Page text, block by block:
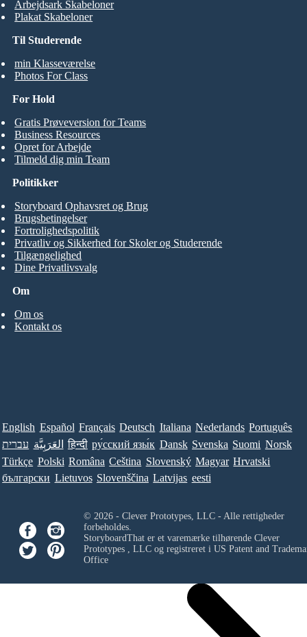
Til Studerende
min Klasseværelse
Photos For Class
Arbejdsark Skabeloner
Plakat Skabeloner
For Hold
Gratis Prøveversion for Teams
Business Resources
Opret for Arbejde
Tilmeld dig min Team
Om
Om os
Kontakt os
Politikker
Storyboard Ophavsret og Brug
Brugsbetingelser
Fortrolighedspolitik
Privatliv og Sikkerhed for Skoler og Studerende
Tilgængelighed
Dine Privatlivsvalg
English Español Français Deutsch Italiana Nederlands Português
עברית العَرَبِيَّة हिन्दी ру́сский язы́к Dansk Svenska Suomi Norsk
Türkçe Polski Româna Ceština Slovenský Magyar Hrvatski
български Lietuvos Slovenščina Latvijas eesti
© 2026 - Clever Prototypes, LLC - Alle rettigheder
forbeholdes.
StoryboardThat er et varemærke tilhørende Clever
Prototypes , LLCog registreret i US Patent and
Office